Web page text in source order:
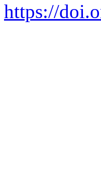
https://